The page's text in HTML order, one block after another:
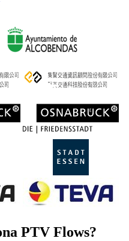
PTV Flows?